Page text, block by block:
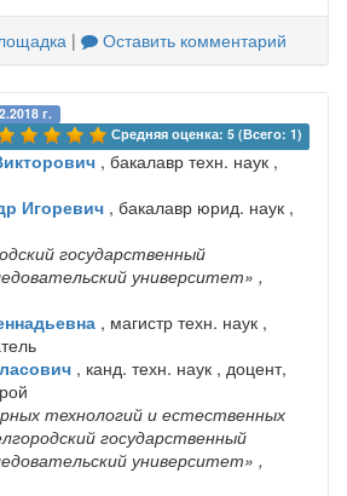
| Оставить комментарий
г.
Средняя оценка: 5 (Всего: 1)
, бакалавр техн. наук ,
Игоревич , бакалавр юрид. наук ,
государственный
университет» ,
, магистр техн. наук ,
, канд. техн. наук , доцент,
технологий и естественных
государственный
университет» ,